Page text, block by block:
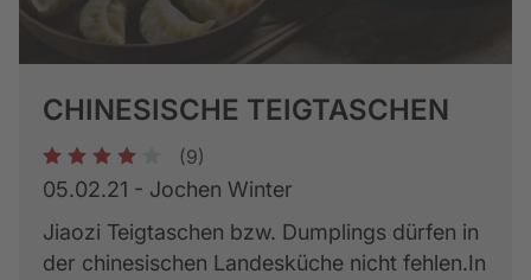
CHINESISCHE TEIGTASCHEN
1 2 3 4 (9)
05.02.21 - Jochen Winter
Jiaozi Teigtaschen bzw. Dumplings dürfen in
der chinesischen Landesküche nicht fehlen.In